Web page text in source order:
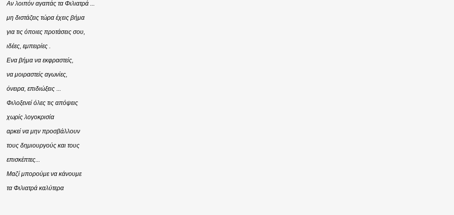
Αν λοιπόν αγαπάς τα Φιλιατρά ...
μη διστάζεις τώρα έχεις βήμα
για τις όποιες προτάσεις σου,
ιδέες, εμπειρίες .
Ενα βήμα να εκφραστείς,
να μοιραστείς αγωνίες,
όνειρα, επιδιώξεις ...
Φιλοξενεί όλες τις απόψεις
χωρίς λογοκρισία
αρκεί να μην προσβάλλουν
τους δημιουργούς και τους
επισκέπτες...
Μαζί μπορούμε να κάνουμε
τα Φιλιατρά καλύτερα